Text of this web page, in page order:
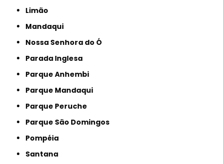
Limão
Mandaqui
Nossa Senhora do Ó
Parada Inglesa
Parque Anhembi
Parque Mandaqui
Parque Peruche
Parque São Domingos
Pompéia
Santana